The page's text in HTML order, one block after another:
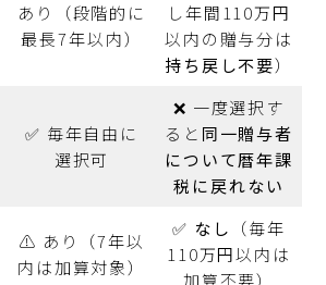
あり（段階的に
最長7年以内）
し年間110万円
以内の贈与分は
持ち戻し不要）
✅ 毎年自由に
選択可
❌ 一度選択す
ると 同一贈与者
について暦年課
税に戻れない
⚠️ あり（7年以
内は加算対象）
✅ なし
（毎年
110万円以内は